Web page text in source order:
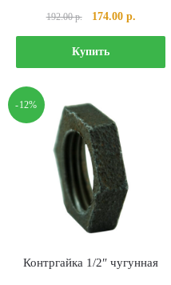
192.00р.
Первоначальная
цена
составляла
192.00 р..
174.00 р.Текущая
цена:
Купить
-12%
Контргайка 1/2″ чугунная